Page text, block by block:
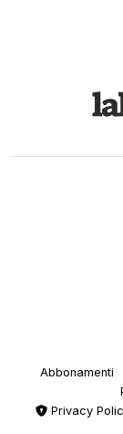
Abbonamenti
Privacy